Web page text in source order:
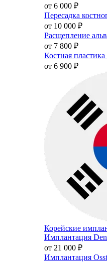
от 6 000 ₽
Пересадка
от 10 000 ₽
Расщепление
от 7 800 ₽
Костная
от 6 900 ₽
Корейские
Имплантация
от 21 000 ₽
Имплантация